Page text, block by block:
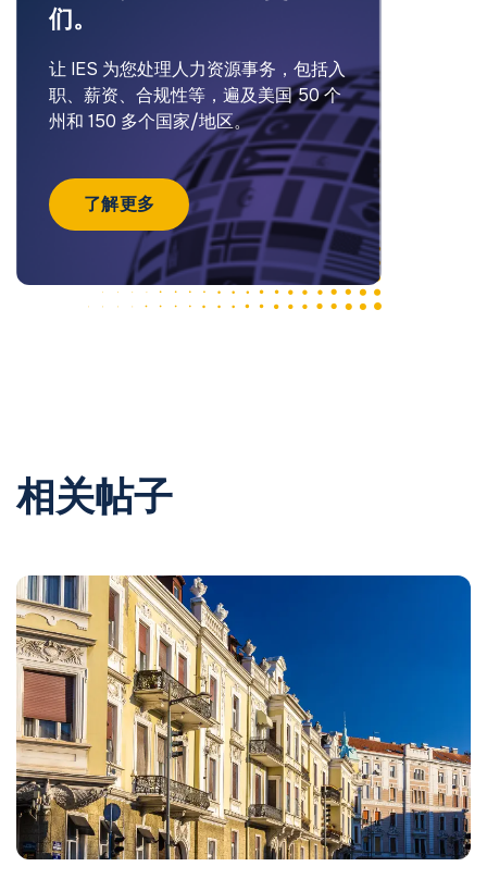
们。
让 IES 为您处理人力资源事务，包括入
职、薪资、合规性等，遍及美国 50 个
州和 150 多个国家/地区。
了解更多
相关帖子